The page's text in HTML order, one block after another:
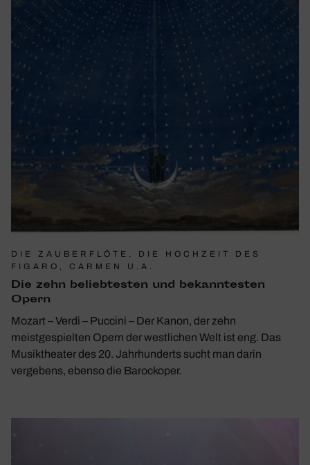
DIE ZAUBERFLÖTE, DIE HOCHZEIT DES
FIGARO, CARMEN U.A.
Die zehn belieb­testen und bekann­testen
Opern
Mozart – Verdi – Puccini – Der Kanon, der zehn
meistgespielten Opern der westlichen Welt ist eng. Das
Musiktheater des 20. Jahrhunderts sucht man darin
vergebens, ebenso die Barockoper.